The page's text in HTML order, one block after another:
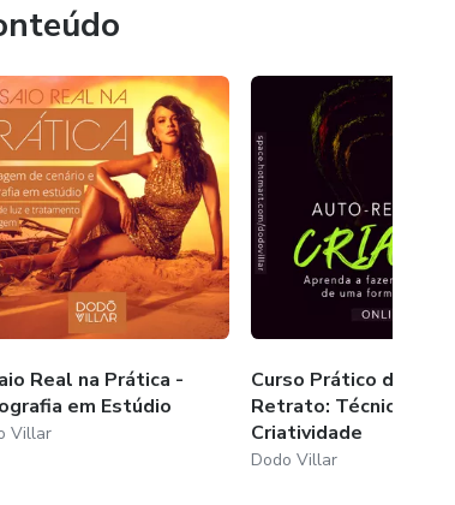
Real na Prática -
em Estúdio
Villar
Curso Prático de Auto-
Retrato: Técnicas e
Criatividade
Dodo Villar